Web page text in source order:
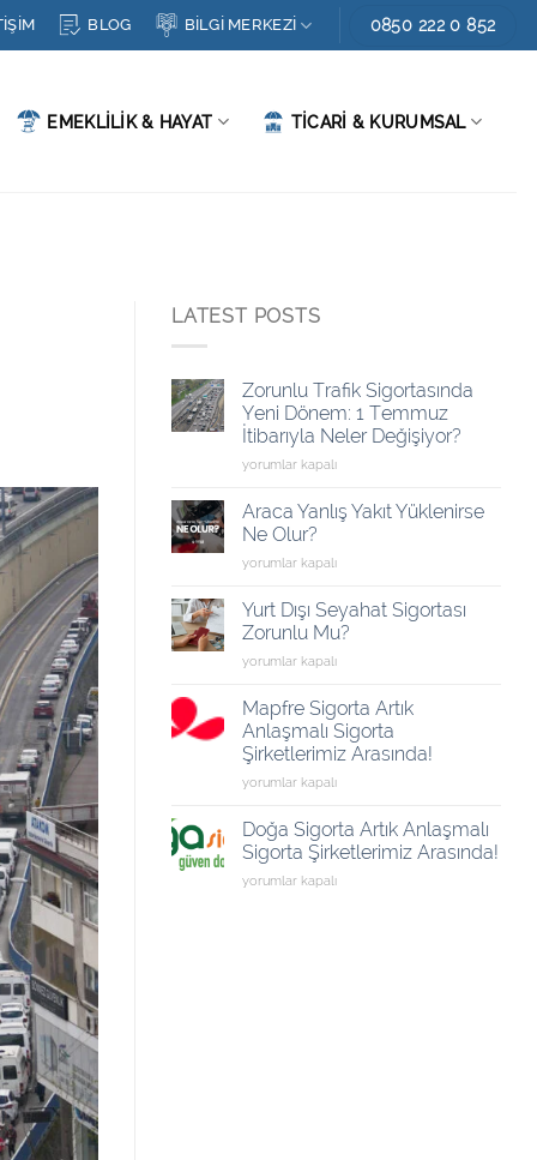
BLOG BİLGİ MERKEZİ 0850 222 0 852
EMEKLİLİK & HAYAT TİCARİ & KURUMSAL
LATEST POSTS
Zorunlu Trafik Sigortasında
Yeni Dönem: 1 Temmuz
İtibarıyla Neler Değişiyor?
Zorunlu
Sigortasında
Yeni
Dönem:
1
İtibarıyla
Neler
için
yorumlar kapalı
Araca Yanlış Yakıt Yüklenirse
Ne Olur?
Araca
Yakıt
Yüklenirse
Ne
Olur?
yorumlar kapalı
Yurt Dışı Seyahat Sigortası
Zorunlu Mu?
Yurt
Seyahat
Sigortası
Zorunlu
Mu?
için
yorumlar kapalı
Mapfre Sigorta Artık
Anlaşmalı Sigorta
Şirketlerimiz Arasında!
Mapfre
Artık
Anlaşmalı
Sigorta
Şirketlerimiz
yorumlar kapalı
Doğa Sigorta Artık Anlaşmalı
Sigorta Şirketlerimiz Arasında!
Doğa
yorumlar kapalı